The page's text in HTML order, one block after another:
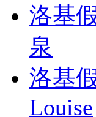
洛基
泉
洛基
Louise